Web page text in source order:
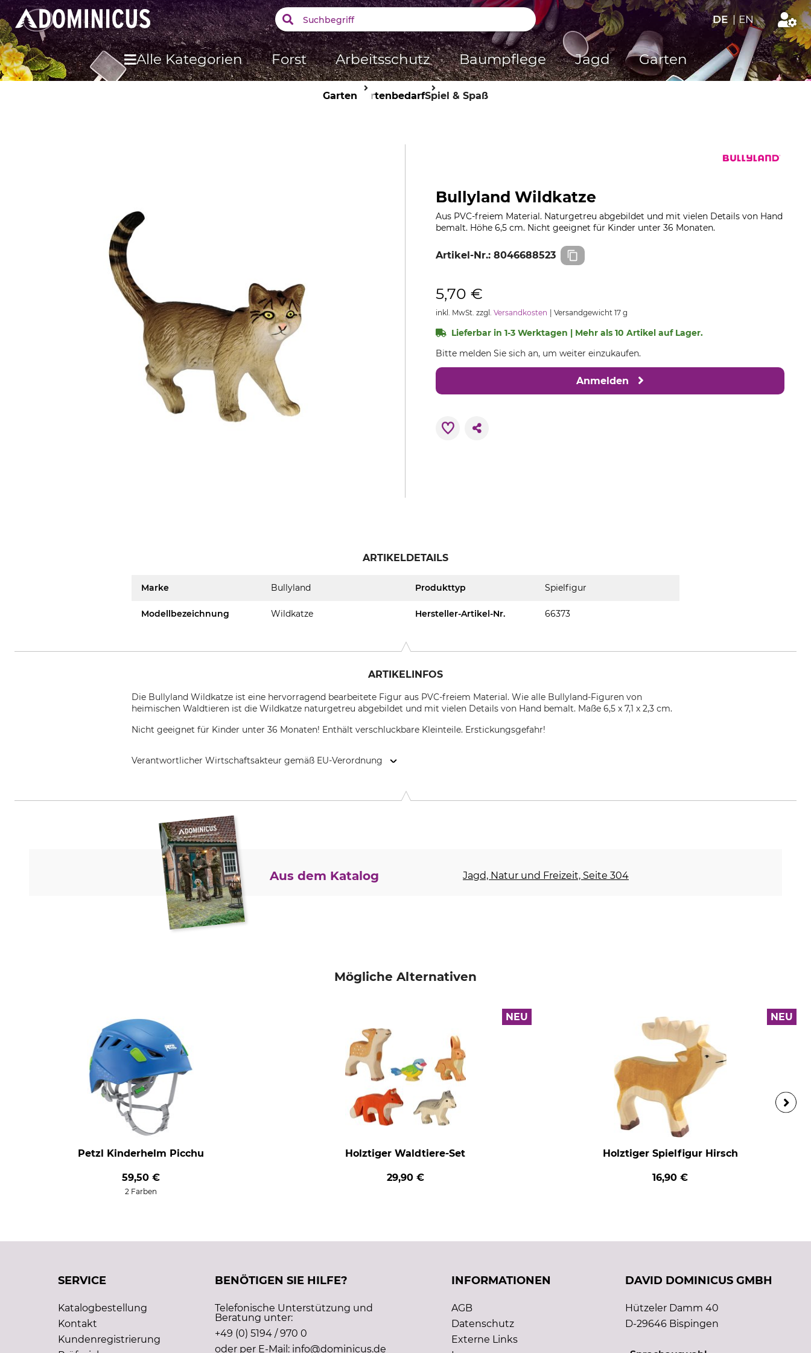
DE | EN
Alle Kategorien Forst Arbeitsschutz Baumpflege Jagd Garten
Garten GartenbedarfSpiel & Spaß
Bullyland Wildkatze
Aus PVC-freiem Material. Naturgetreu abgebildet und mit vielen Details von Hand
bemalt. Höhe 6,5 cm. Nicht geeignet für Kinder unter 36 Monaten.
Artikel-Nr.: 8046688523
5,70 €
inkl. MwSt. zzgl. Versandkosten Versandgewicht 17 g
Lieferbar in 1-3 Werktagen | Mehr als 10 Artikel auf Lager.
Bitte melden Sie sich an, um weiter einzukaufen.
Anmelden
ARTIKELDETAILS
Marke Bullyland Produkttyp Spielfigur
Modellbezeichnung Wildkatze Hersteller-Artikel-Nr. 66373
ARTIKELINFOS
Die Bullyland Wildkatze ist eine hervorragend bearbeitete Figur aus PVC-freiem Material. Wie alle Bullyland-Figuren von
heimischen Waldtieren ist die Wildkatze naturgetreu abgebildet und mit vielen Details von Hand bemalt. Maße 6,5 x 7,1 x 2,3 cm.
Nicht geeignet für Kinder unter 36 Monaten! Enthält verschluckbare Kleinteile. Erstickungsgefahr!
Verantwortlicher Wirtschaftsakteur gemäß EU-Verordnung
Aus dem Katalog Jagd, Natur und Freizeit, Seite 304
Mögliche Alternativen
Petzl Kinderhelm Picchu
59,50 €
2 Farben
NEU
Holztiger Waldtiere-Set
29,90 €
NEU
Holztiger Spielfigur Hirsch
16,90 €
SERVICE
Katalogbestellung
Kontakt
Kundenregistrierung
BENÖTIGEN SIE HILFE?
Telefonische Unterstützung und
Beratung unter:
+49 (0) 5194 / 970 0
oder per E-Mail: info@dominicus.de
INFORMATIONEN
AGB
Datenschutz
Externe Links
DAVID DOMINICUS GMBH
Hützeler Damm 40
D-29646 Bispingen